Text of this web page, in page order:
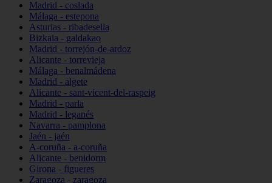
Madrid - coslada
Málaga - estepona
Asturias - ribadesella
Bizkaia - galdakao
Madrid - torrejón-de-ardoz
Alicante - torrevieja
Málaga - benalmádena
Madrid - algete
Alicante - sant-vicent-del-raspeig
Madrid - parla
Madrid - leganés
Navarra - pamplona
Jaén - jaén
A-coruña - a-coruña
Alicante - benidorm
Girona - figueres
Zaragoza - zaragoza